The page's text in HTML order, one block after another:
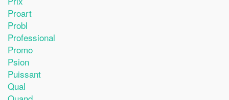
Proart
Probl
Professional
Promo
Psion
Puissant
Qual